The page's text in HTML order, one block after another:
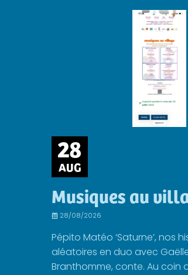
28
AUG
Musiques au
28/08/2026
Pépito Matéo ‘Saturne’, nos
aléatoires en duo avec
Branthomme, conte. Au coin